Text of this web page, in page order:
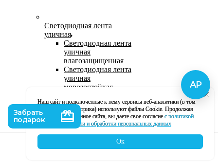
Светодиодная лента
уличная
Светодиодная лента
уличная
влагозащищенная
Светодиодная лента
уличная
морозостойкая
светодиодная лента
220В
Светодиодная лента
уличная в силиконе
Наш сайт и подключенные к нему сервисы веб-аналитики (в том
числе, Яндекс Метрика) используют файлы Cookie. Продолжая
использование данное сайта, вы даете свое согласие с политикой
кофиденциальности и обработки персональных данных
Ок